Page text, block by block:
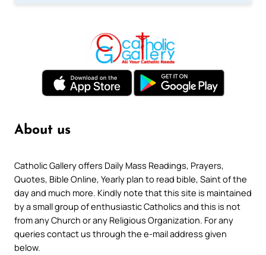
About us
Catholic Gallery offers Daily Mass Readings, Prayers,
Quotes, Bible Online, Yearly plan to read bible, Saint of the
day and much more. Kindly note that this site is maintained
by a small group of enthusiastic Catholics and this is not
from any Church or any Religious Organization. For any
queries contact us through the e-mail address given
below.